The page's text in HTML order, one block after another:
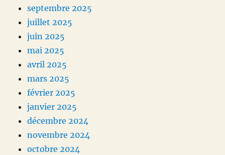
septembre 2025
juillet 2025
juin 2025
mai 2025
avril 2025
mars 2025
février 2025
janvier 2025
décembre 2024
novembre 2024
octobre 2024